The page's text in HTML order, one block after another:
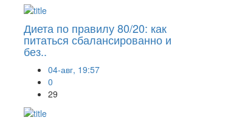
Диета по правилу 80/20: как
питаться сбалансированно и
без..
04-авг, 19:57
0
29